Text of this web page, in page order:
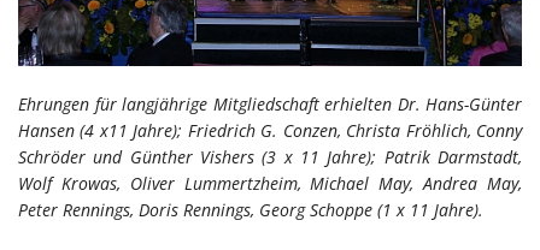
Ehrungen für langjährige Mitgliedschaft erhielten Dr. Hans-Günter
Hansen (4 x11 Jahre); Friedrich G. Conzen, Christa Fröhlich, Conny
Schröder und Günther Vishers (3 x 11 Jahre); Patrik Darmstadt,
Wolf Krowas, Oliver Lummertzheim, Michael May, Andrea May,
Peter Rennings, Doris Rennings, Georg Schoppe (1 x 11 Jahre).